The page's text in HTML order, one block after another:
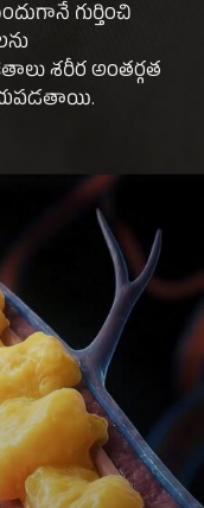
గుర్తించి
శరీర అంతర్గత